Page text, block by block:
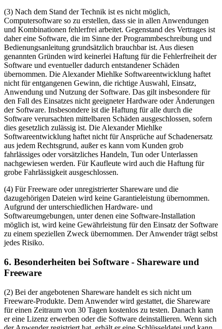
(3) Nach dem Stand der Technik ist es nicht möglich,
Computersoftware so zu erstellen, dass sie in allen Anwendungen
und Kombinationen fehlerfrei arbeitet. Gegenstand des Vertrages ist
daher eine Software, die im Sinne der Programmbeschreibung und
Bedienungsanleitung grundsätzlich brauchbar ist. Aus diesen
genannten Gründen wird keinerlei Haftung für die Fehlerfreiheit der
Software und eventueller dadurch entstandener Schäden
übernommen. Die Alexander Miehlke Softwareentwicklung haftet
nicht für entgangenen Gewinn, die richtige Auswahl, Einsatz,
Anwendung und Nutzung der Software. Das gilt insbesondere für
den Fall des Einsatzes nicht geeigneter Hardware oder Änderungen
der Software. Insbesondere ist die Haftung für alle durch die
Software verursachten mittelbaren Schäden ausgeschlossen, sofern
dies gesetzlich zulässig ist. Die Alexander Miehlke
Softwareentwicklung haftet nicht für Ansprüche auf Schadenersatz
aus jedem Rechtsgrund, außer es kann vom Kunden grob
fahrlässiges oder vorsätzliches Handeln, Tun oder Unterlassen
nachgewiesen werden. Für Kaufleute wird auch die Haftung für
grobe Fahrlässigkeit ausgeschlossen.
(4) Für Freeware oder unregistrierter Shareware und die
dazugehörigen Dateien wird keine Garantieleistung übernommen.
Aufgrund der unterschiedlichen Hardware- und
Softwareumgebungen, unter denen eine Software-Installation
möglich ist, wird keine Gewährleistung für den Einsatz der Software
zu einem speziellen Zweck übernommen. Der Anwender trägt selbst
jedes Risiko.
6. Besonderheiten bei Software - Shareware und
Freeware
(2) Bei der angebotenen Shareware handelt es sich nicht um
Freeware-Produkte. Dem Anwender wird gestattet, die Shareware
für einen Zeitraum von 30 Tagen kostenlos zu testen. Danach kann
er eine Lizenz erwerben oder die Software deinstallieren. Wenn sich